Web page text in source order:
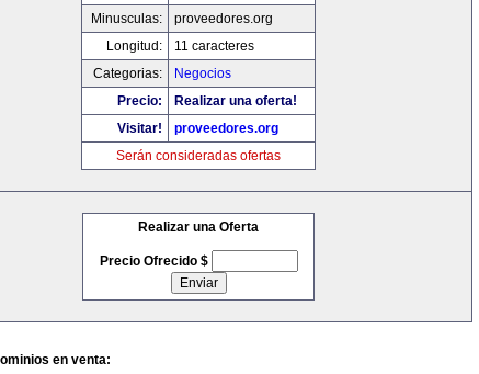
Minusculas:
proveedores.org
Longitud:
11 caracteres
Categorias:
Negocios
Precio:
Realizar una oferta!
Visitar!
proveedores.org
Serán consideradas ofertas
Realizar una Oferta
Precio Ofrecido $
en venta: